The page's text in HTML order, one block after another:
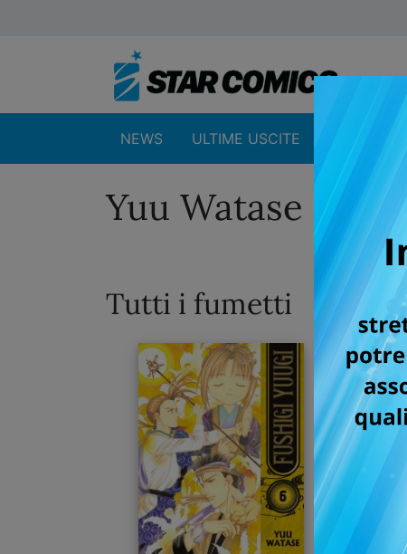
NEWS ULTIME USCITE
Yuu Watase
Tutti i fumetti